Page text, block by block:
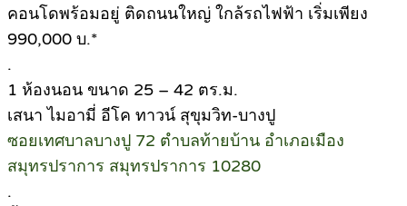
คอนโดพร้อมอยู่ ติดถนนใหญ่ ใกล้รถไฟฟ้า เริ่มเพียง
990,000 บ.*
.
1 ห้องนอน ขนาด 25 – 42 ตร.ม.
เสนา ไมอามี่ อีโค ทาวน์ สุขุมวิท-บางปู
ซอยเทศบาลบางปู 72 ตำบลท้ายบ้าน อำเภอเมือง
สมุทรปราการ สมุทรปราการ 10280
.